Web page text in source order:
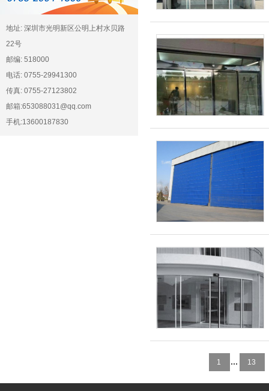
地址: 深圳市光明新区公明上村水贝路
22号
邮编: 518000
电话: 0755-29941300
传真: 0755-27123802
邮箱:653088031@qq.com
手机:13600187830
1 ... 13